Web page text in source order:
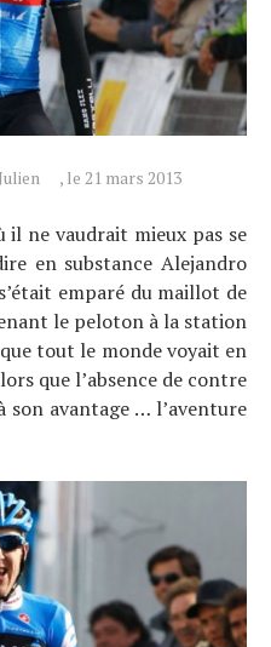
, le 21 mars 2013
il ne vaudrait mieux pas se
en substance Alejandro
emparé du maillot de
le peloton à la station
tout le monde voyait en
que l’absence de contre
avantage … l’aventure